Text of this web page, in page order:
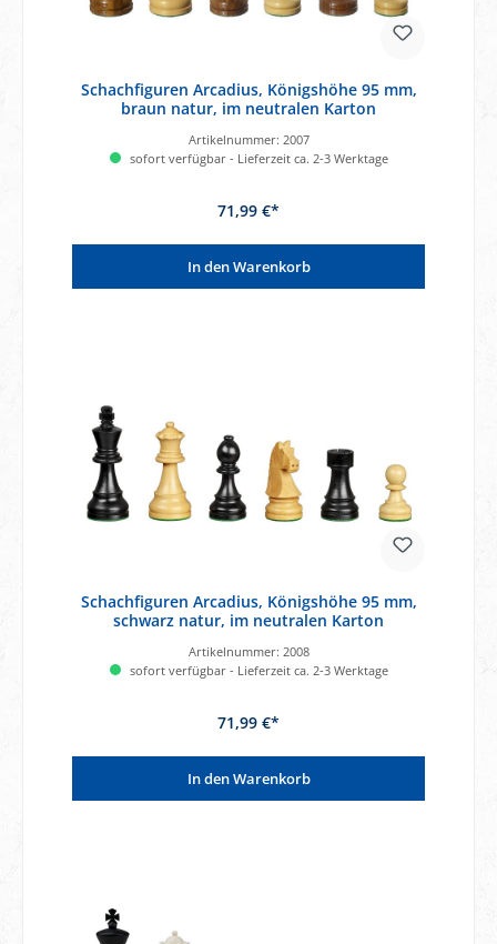
Schachfiguren Arcadius, Königshöhe 95 mm,
braun natur, im neutralen Karton
Artikelnummer: 2007
sofort verfügbar - Lieferzeit ca. 2-3 Werktage
71,99 €*
In den Warenkorb
Schachfiguren Arcadius, Königshöhe 95 mm,
schwarz natur, im neutralen Karton
Artikelnummer: 2008
sofort verfügbar - Lieferzeit ca. 2-3 Werktage
71,99 €*
In den Warenkorb